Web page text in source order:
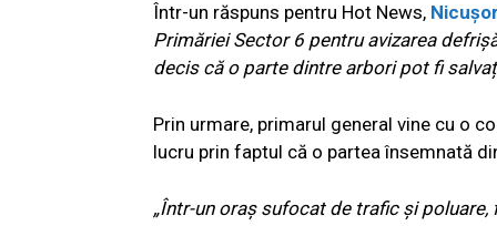
Într-un răspuns pentru Hot News,
Primăriei Sector 6 pentru avizarea
decis că o parte dintre arbori pot fi
Prin urmare, primarul general vine cu o
lucru prin faptul că o partea însemnată
„Într-un oraș sufocat de trafic și poluare,